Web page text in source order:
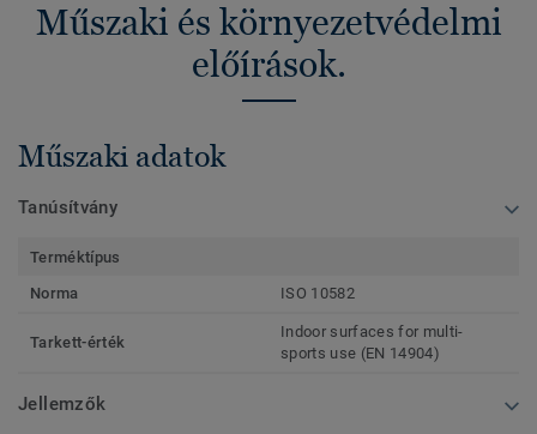
Műszaki és környezetvédelmi
előírások.
Műszaki adatok
Tanúsítvány
Terméktípus
Norma
ISO 10582
Tarkett-érték
Indoor surfaces for multi-
sports use (EN 14904)
Jellemzők